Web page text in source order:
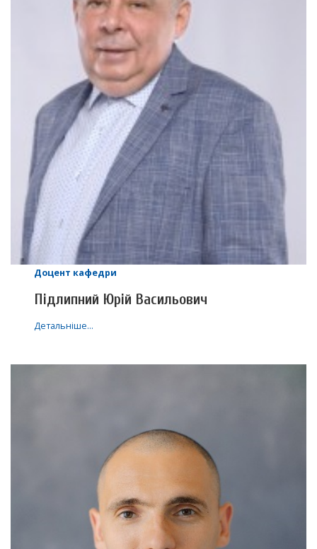
Доцент кафедри
Підлипний Юрій Васильович
Детальніше…